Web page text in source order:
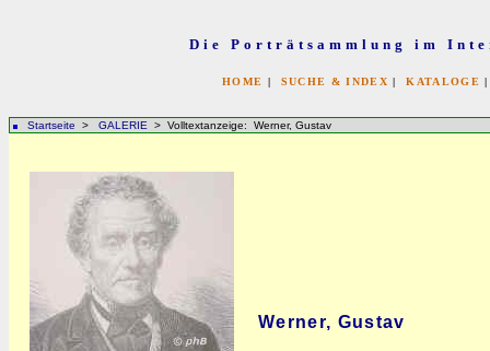
Die Porträtsammlung im
HOME | SUCHE & INDEX |KATALOGE
Startseite > GALERIE > Volltextanzeige: Werner, Gustav
Werner, Gustav